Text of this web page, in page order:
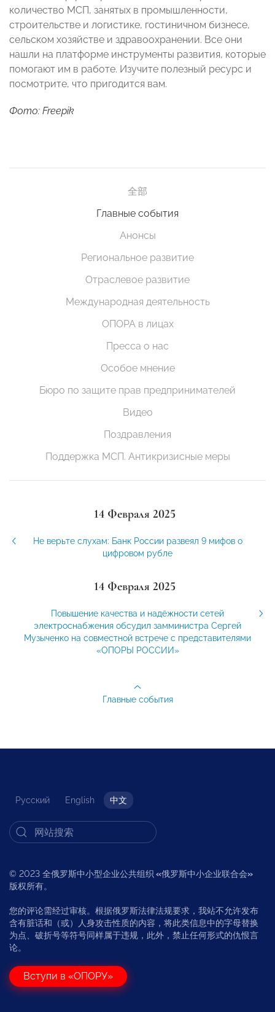
количество МСП, занятых в промышленности,
строительстве и логистике, гостиничном бизнесе,
сельском хозяйстве и здравоохранении. Все они
нашли на платформе инструменты развития, которые
помогают им в работе. Изучите полезный ресурс и
посмотрите, что пригодится вам.
Фото: Freepik
全部
Главные события
Анонсы
Региональное развитие
Отраслевое развитие
Международная деятельность
ОПОРА в лицах
Пресса о нас
Особое мнение
Бюро по защите прав предпринимателей
Видео
Поздравления
Поддержка МСП. Антикризисные меры
14 Февраля 2025
Не верьте слухам: Банк России развеял 9 мифов о
цифровом рубле
14 Февраля 2025
Повышение качества и надёжности сетей
электроснабжения обсудил замминистра Сергей
Музыченко на совместной встрече c представителями
«ОПОРЫ РОССИИ»
Главные события
Русский English 中文
© 2023 全俄罗斯中小型企业公共组织 «俄罗斯中小企业联合会»
版权所有。
您的评论需经过审核。根据俄罗斯法律法规要求，我站不允许发布
含有脏话和（或）人身攻击性质的内容，将此类信息中的字母替换
为点、破折号等符号同样属于违规，此外，禁止任何形式的仇恨言
论。
Вступи в «ОПОРУ»